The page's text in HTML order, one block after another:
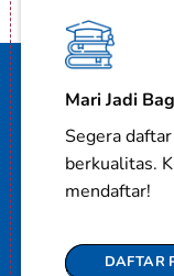
Mari Jadi
Segera
berkualitas.
mendaftar!
DAFTAR